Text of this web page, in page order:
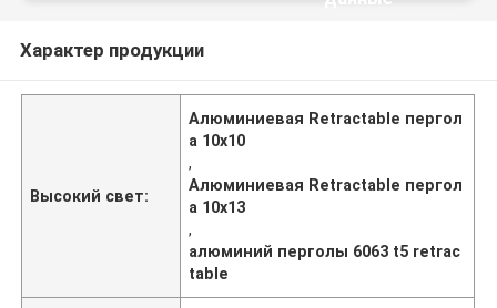
Характер продукции
Высокий свет:
Алюминиевая Retractable пергол
а 10x10
,
Алюминиевая Retractable пергол
а 10x13
,
алюминий перголы 6063 t5 retrac
table